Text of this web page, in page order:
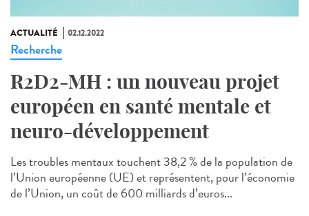
ACTUALITÉ 02.12.2022
Recherche
R2D2-MH : un nouveau projet
européen en santé mentale et
neuro-développement
Les troubles mentaux touchent 38,2 % de la population de
l’Union européenne (UE) et représentent, pour l’économie
de l’Union, un coût de 600 milliards d’euros...